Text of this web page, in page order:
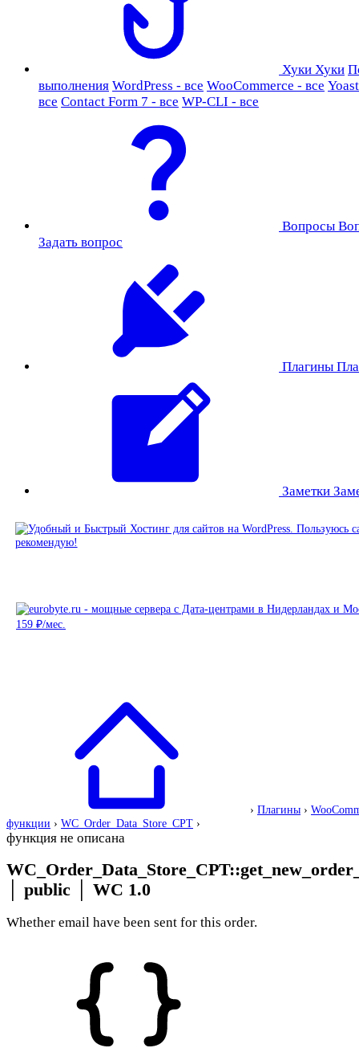
Хуки Хуки
выполнения WordPress - все WooCommerce - все
все Contact Form 7 - все WP-CLI - все
Вопросы
Задать вопрос
Плагины
Заметки
› Плагины ›
функции › WC_Order_Data_Store_CPT ›
функция не описана
public WC 1.0
Whether email have been sent for this order.